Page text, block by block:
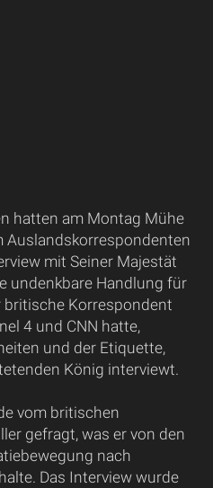
hatten am Montag Mühe
Auslandskorrespondenten
mit Seiner Majestät
undenkbare Handlung für
britische Korrespondent
4 und CNN hatte,
und der Etiquette,
König interviewt.
vom britischen
gefragt, was er von den
nach
Das Interview wurde